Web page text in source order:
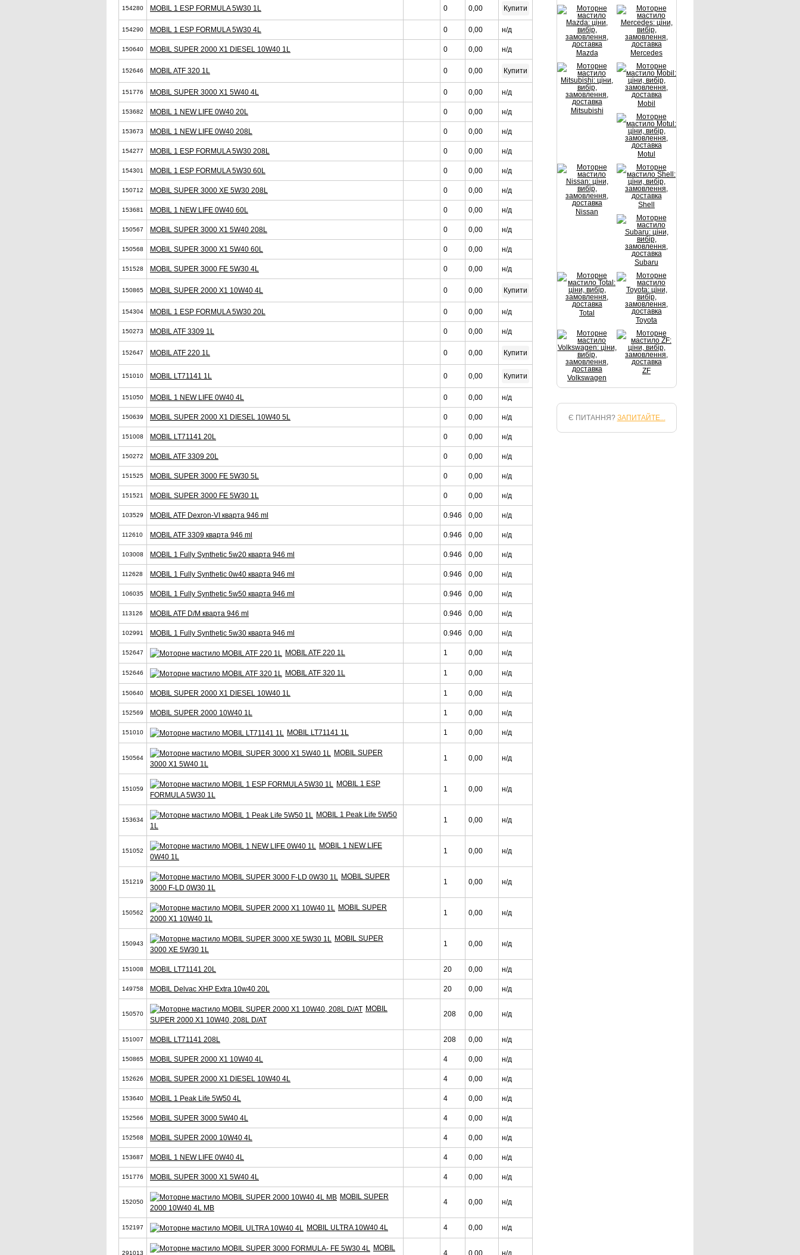
154280 MOBIL 1 ESP FORMULA 5W30 1L 0 0,00 Купити
154290 MOBIL 1 ESP FORMULA 5W30 4L 0 0,00 н/д
150640 MOBIL SUPER 2000 X1 DIESEL 10W40 1L 0 0,00 н/д
152646 MOBIL ATF 320 1L 0 0,00 Купити
151776 MOBIL SUPER 3000 X1 5W40 4L 0 0,00 н/д
153682 MOBIL 1 NEW LIFE 0W40 20L 0 0,00 н/д
153673 MOBIL 1 NEW LIFE 0W40 208L 0 0,00 н/д
154277 MOBIL 1 ESP FORMULA 5W30 208L 0 0,00 н/д
154301 MOBIL 1 ESP FORMULA 5W30 60L 0 0,00 н/д
150712 MOBIL SUPER 3000 XE 5W30 208L 0 0,00 н/д
153681 MOBIL 1 NEW LIFE 0W40 60L 0 0,00 н/д
150567 MOBIL SUPER 3000 X1 5W40 208L 0 0,00 н/д
150568 MOBIL SUPER 3000 X1 5W40 60L 0 0,00 н/д
151528 MOBIL SUPER 3000 FE 5W30 4L 0 0,00 н/д
150865 MOBIL SUPER 2000 X1 10W40 4L 0 0,00 Купити
154304 MOBIL 1 ESP FORMULA 5W30 20L 0 0,00 н/д
150273 MOBIL ATF 3309 1L 0 0,00 н/д
152647 MOBIL ATF 220 1L 0 0,00 Купити
151010 MOBIL LT71141 1L 0 0,00 Купити
151050 MOBIL 1 NEW LIFE 0W40 4L 0 0,00 н/д
150639 MOBIL SUPER 2000 X1 DIESEL 10W40 5L 0 0,00 н/д
151008 MOBIL LT71141 20L 0 0,00 н/д
150272 MOBIL ATF 3309 20L 0 0,00 н/д
151525 MOBIL SUPER 3000 FE 5W30 5L 0 0,00 н/д
151521 MOBIL SUPER 3000 FE 5W30 1L 0 0,00 н/д
103529 MOBIL ATF Dexron-VI кварта 946 ml 0.946 0,00 н/д
112610 MOBIL ATF 3309 кварта 946 ml 0.946 0,00 н/д
103008 MOBIL 1 Fully Synthetic 5w20 кварта 946 ml 0.946 0,00 н/д
112628 MOBIL 1 Fully Synthetic 0w40 кварта 946 ml 0.946 0,00 н/д
106035 MOBIL 1 Fully Synthetic 5w50 кварта 946 ml 0.946 0,00 н/д
113126 MOBIL ATF D/M кварта 946 ml 0.946 0,00 н/д
102991 MOBIL 1 Fully Synthetic 5w30 кварта 946 ml 0.946 0,00 н/д
152647 MOBIL ATF 220 1L 1 0,00 н/д
152646 MOBIL ATF 320 1L 1 0,00 н/д
150640 MOBIL SUPER 2000 X1 DIESEL 10W40 1L 1 0,00 н/д
152569 MOBIL SUPER 2000 10W40 1L 1 0,00 н/д
151010 MOBIL LT71141 1L 1 0,00 н/д
150564
MOBIL SUPER
3000 X1 5W40 1L
1 0,00 н/д
151059
MOBIL 1 ESP
FORMULA 5W30 1L
1 0,00 н/д
153634
MOBIL 1 Peak Life 5W50
1L
1 0,00 н/д
151052
MOBIL 1 NEW LIFE
0W40 1L
1 0,00 н/д
151219
MOBIL SUPER
3000 F-LD 0W30 1L
1 0,00 н/д
150562
MOBIL SUPER
2000 X1 10W40 1L
1 0,00 н/д
150943
MOBIL SUPER
3000 XE 5W30 1L
1 0,00 н/д
151008 MOBIL LT71141 20L 20 0,00 н/д
149758 MOBIL Delvac XHP Extra 10w40 20L 20 0,00 н/д
150570
MOBIL
SUPER 2000 X1 10W40, 208L D/AT
208 0,00 н/д
151007 MOBIL LT71141 208L 208 0,00 н/д
150865 MOBIL SUPER 2000 X1 10W40 4L 4 0,00 н/д
152626 MOBIL SUPER 2000 X1 DIESEL 10W40 4L 4 0,00 н/д
153640 MOBIL 1 Peak Life 5W50 4L 4 0,00 н/д
152566 MOBIL SUPER 3000 5W40 4L 4 0,00 н/д
152568 MOBIL SUPER 2000 10W40 4L 4 0,00 н/д
153687 MOBIL 1 NEW LIFE 0W40 4L 4 0,00 н/д
151776 MOBIL SUPER 3000 X1 5W40 4L 4 0,00 н/д
152050
MOBIL SUPER
2000 10W40 4L MB
4 0,00 н/д
152197 MOBIL ULTRA 10W40 4L 4 0,00 н/д
291013
MOBIL
4 0,00 н/д
Mazda Mercedes
Mitsubishi
Mobil
Motul
Nissan
Shell
Subaru
Total
Toyota
Volkswagen
ZF
Є ПИТАННЯ? ЗАПИТАЙТЕ...